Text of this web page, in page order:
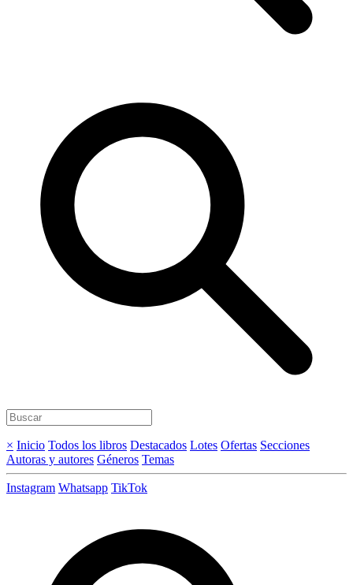
× Inicio Todos los libros Destacados Lotes Ofertas Secciones
Autoras y autores Géneros Temas
Instagram Whatsapp TikTok